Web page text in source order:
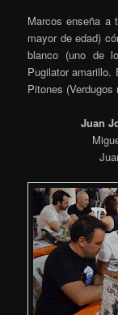
Marcos enseña a
mayor de edad)
blanco (uno de
Pugilator amarillo.
Pitones
Juan